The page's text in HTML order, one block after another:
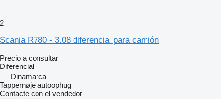
2
Scania R780 - 3.08 diferencial para camión
Precio a consultar
Diferencial
Dinamarca
Tappernøje autoophug
Contacte con el vendedor